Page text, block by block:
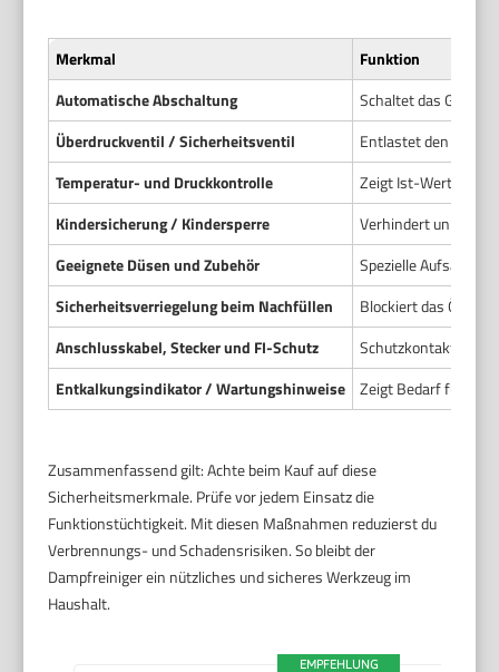
Merkmal
Funktion
Automatische Abschaltung
Schaltet das Gerät
Überdruckventil / Sicherheitsventil
Entlastet den
Temperatur- und Druckkontrolle
Zeigt Ist-Werte an
Kindersicherung / Kindersperre
Verhindert
Geeignete Düsen und Zubehör
Spezielle Aufsätze
Sicherheitsverriegelung beim Nachfüllen
Blockiert das Öffnen
Anschlusskabel, Stecker und FI-Schutz
Entkalkungsindikator / Wartungshinweise
Zeigt Bedarf für
Zusammenfassend gilt: Achte beim Kauf auf diese
Sicherheitsmerkmale. Prüfe vor jedem Einsatz die
Funktionstüchtigkeit. Mit diesen Maßnahmen reduzierst du
Verbrennungs- und Schadensrisiken. So bleibt der
Dampfreiniger ein nützliches und sicheres Werkzeug im
Haushalt.
EMPFEHLUNG